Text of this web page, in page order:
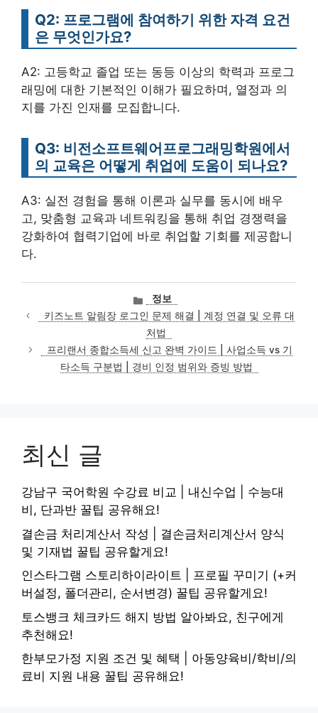
Q2: 프로그램에 참여하기 위한 자격 요건
은 무엇인가요?
A2: 고등학교 졸업 또는 동등 이상의 학력과 프로그
래밍에 대한 기본적인 이해가 필요하며, 열정과 의
지를 가진 인재를 모집합니다.
Q3: 비전소프트웨어프로그래밍학원에서
의 교육은 어떻게 취업에 도움이 되나요?
A3: 실전 경험을 통해 이론과 실무를 동시에 배우
고, 맞춤형 교육과 네트워킹을 통해 취업 경쟁력을
강화하여 협력기업에 바로 취업할 기회를 제공합니
다.
카
테
고
리
정보
키즈노트 알림장 로그인 문제 해결 | 계정 연결 및 오류 대
처법
프리랜서 종합소득세 신고 완벽 가이드 | 사업소득 vs 기
타소득 구분법 | 경비 인정 범위와 증빙 방법
최신 글
강남구 국어학원 수강료 비교 | 내신수업 | 수능대
비, 단과반 꿀팁 공유해요!
결손금 처리계산서 작성 | 결손금처리계산서 양식
및 기재법 꿀팁 공유할게요!
인스타그램 스토리하이라이트 | 프로필 꾸미기 (+커
버설정, 폴더관리, 순서변경) 꿀팁 공유할게요!
토스뱅크 체크카드 해지 방법 알아봐요, 친구에게
추천해요!
한부모가정 지원 조건 및 혜택 | 아동양육비/학비/의
료비 지원 내용 꿀팁 공유해요!